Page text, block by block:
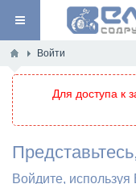
Войти
Для доступа к
Войдите, используя